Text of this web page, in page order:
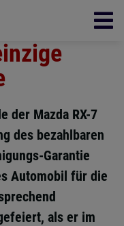
der Mazda RX-7
des bezahlbaren
Garantie
Automobil für die
als er im